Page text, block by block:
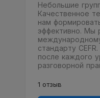
Небольшие
Качественное
нам
эффективно. Мы
стандарту
после каждого
разговорной
1 отзыв